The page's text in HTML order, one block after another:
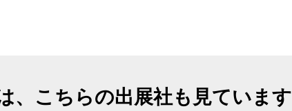
、こちらの出展社も見ています